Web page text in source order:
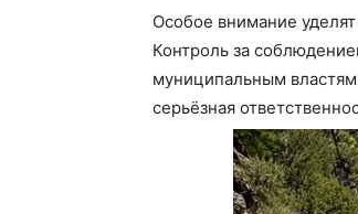
Особое внимание
Контроль за
муниципальным
серьёзная